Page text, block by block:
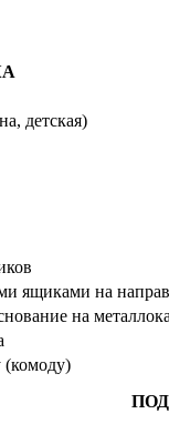
детская)
ящиками на
на
(комоду)